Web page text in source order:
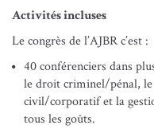
Activités incluses
Le congrès de l’AJBR c’est :
40 conférenciers dans
le droit criminel/pénal,
civil/corporatif et la
tous les goûts.